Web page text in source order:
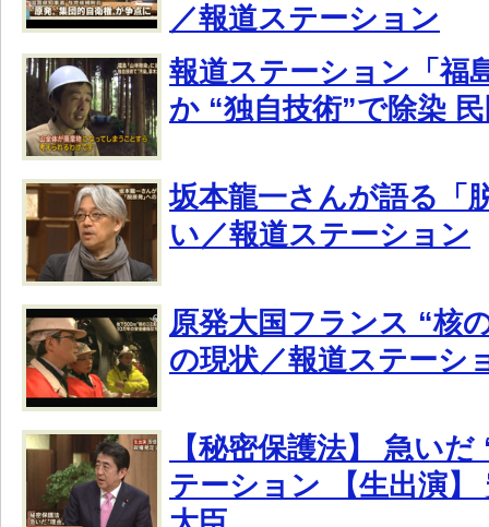
／報道ステーション
報道ステーション「福
か “独自技術”で除染
坂本龍一さんが語る「
い／報道ステーション
原発大国フランス “核
の現状／報道ステーシ
【秘密保護法】 急い
テーション 【生出演】